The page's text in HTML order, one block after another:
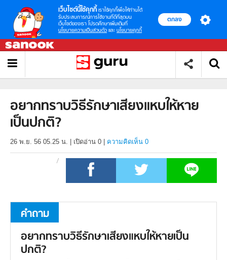
เว็บไซต์นี้ใช้คุกกี้ เราใช้คุกกี้เพื่อให้ท่านได้
รับประสบการณ์การใช้งานที่ดีที่สุดบน
เว็บไซต์ของเรา โปรดศึกษาเพิ่มเติมที่
นโยบายความเป็นส่วนตัว และ นโยบายคุกกี้
ตกลง
อยากทราบวิธีรักษาเสียงแหบให้หาย
เป็นปกติ?
26 พ.ย. 56 05.25 น. เปิดอ่าน 0 ความคิดเห็น 0
คำถาม
อยากทราบวิธีรักษาเสียงแหบให้หายเป็น
ปกติ?